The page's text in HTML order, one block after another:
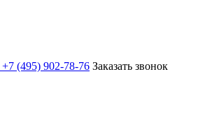
+7 (495) 902-78-76 Заказать звонок